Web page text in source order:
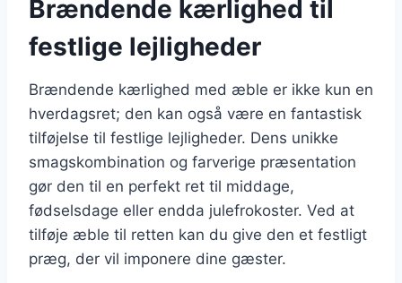
Brændende kærlighed til
festlige lejligheder
Brændende kærlighed med æble er ikke kun en
hverdagsret; den kan også være en fantastisk
tilføjelse til festlige lejligheder. Dens unikke
smagskombination og farverige præsentation
gør den til en perfekt ret til middage,
fødselsdage eller endda julefrokoster. Ved at
tilføje æble til retten kan du give den et festligt
præg, der vil imponere dine gæster.